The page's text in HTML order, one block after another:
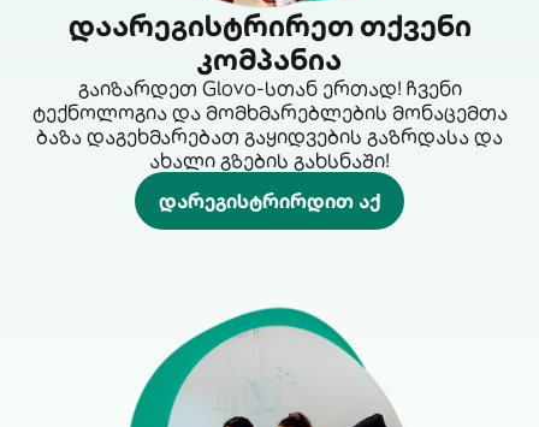
დაარეგისტრირეთ თქვენი
კომპანია
გაიზარდეთ Glovo-სთან ერთად! ჩვენი
ტექნოლოგია და მომხმარებლების მონაცემთა
ბაზა დაგეხმარებათ გაყიდვების გაზრდასა და
ახალი გზების გახსნაში!
დარეგისტრირდით აქ